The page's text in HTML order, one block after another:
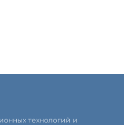
технологий и